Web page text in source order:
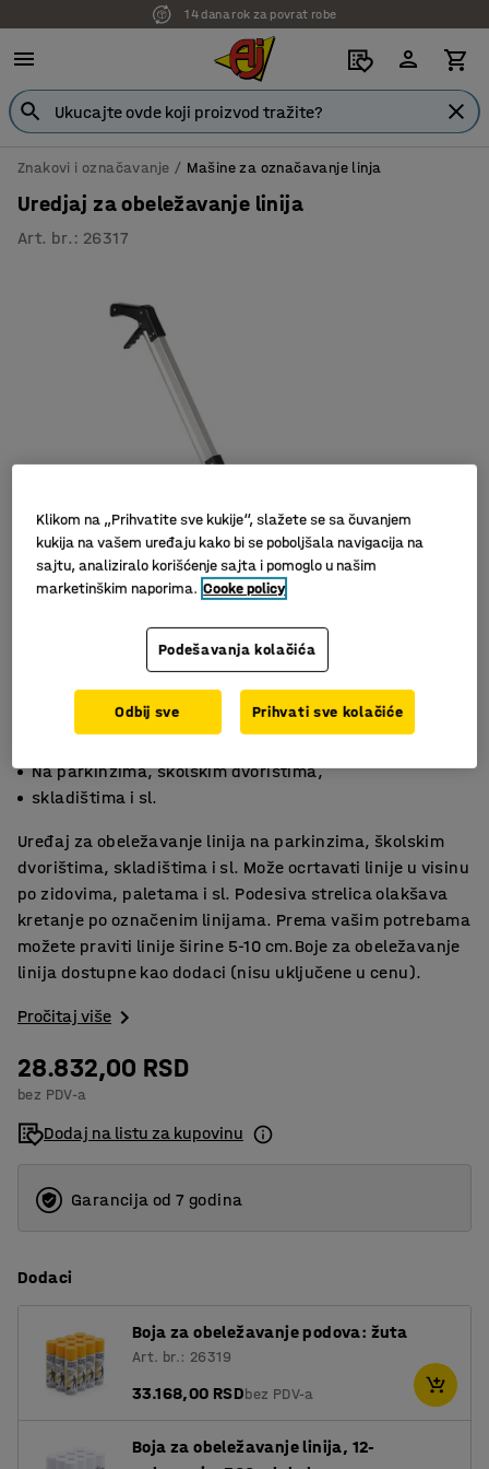
14 dana rok za povrat robe
Znakovi i označavanje Mašine za označavanje linja
Uredjaj za obeležavanje linija
Art. br. : 26317
Slični proizvodi
Na parkinzima, školskim dvorištima,
skladištima i sl.
Uređaj za obeležavanje linija na parkinzima, školskim
dvorištima, skladištima i sl. Može ocrtavati linije u visinu
po zidovima, paletama i sl. Podesiva strelica olakšava
kretanje po označenim linijama. Prema vašim potrebama
možete praviti linije širine 5-10 cm.Boje za obeležavanje
linija dostupne kao dodaci (nisu uključene u cenu).
Pročitaj više
28.832,00 RSD
bez PDV-a
Dodaj na listu za kupovinu
Garancija od 7 godina
Dodaci
Boja za obeležavanje podova: žuta
Art. br.: 26319
33.168,00 RSDbez PDV-a
Boja za obeležavanje linija, 12-
Klikom na „Prihvatite sve kukije“, slažete se sa čuvanjem
kukija na vašem uređaju kako bi se poboljšala navigacija na
sajtu, analiziralo korišćenje sajta i pomoglo u našim
marketinškim naporima. Cooke policy
Podešavanja kolačića
Odbij sve Prihvati sve kolačiće